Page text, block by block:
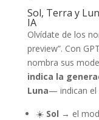
Sol, Terra y
IA
Olvídate de los
preview”. Con
nombra sus
indica la
Luna— indican el
☀️ Sol → el